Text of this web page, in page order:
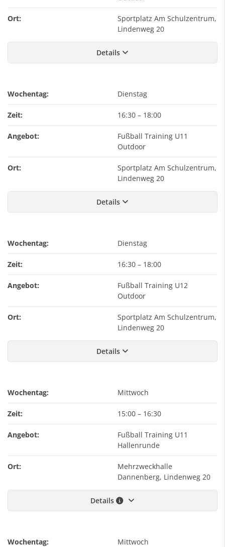
Ort:
Sportplatz Am Schulzentrum,
Lindenweg 20
Details
Wochentag: Dienstag
Zeit: 16:30 – 18:00
Angebot:
Fußball Training U11
Outdoor
Ort:
Sportplatz Am Schulzentrum,
Lindenweg 20
Details
Wochentag: Dienstag
Zeit: 16:30 – 18:00
Angebot:
Fußball Training U12
Outdoor
Ort:
Sportplatz Am Schulzentrum,
Lindenweg 20
Details
Wochentag: Mittwoch
Zeit: 15:00 – 16:30
Angebot:
Fußball Training U11
Hallenrunde
Ort:
Mehrzweckhalle
Dannenberg, Lindenweg 20
Details
Wochentag: Mittwoch